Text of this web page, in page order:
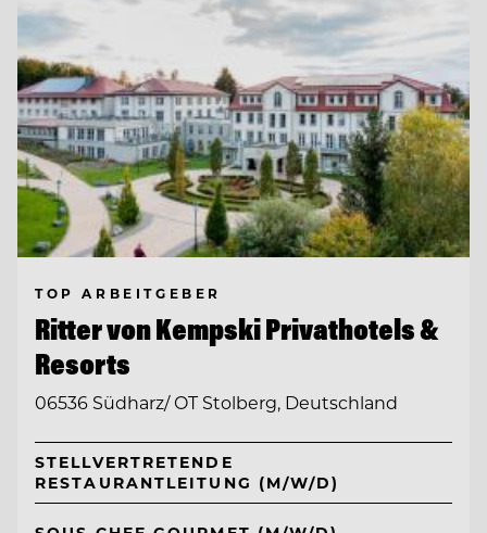
TOP ARBEITGEBER
Ritter von Kempski Privathotels &
Resorts
06536 Südharz/ OT Stolberg, Deutschland
STELLVERTRETENDE
RESTAURANTLEITUNG (M/W/D)